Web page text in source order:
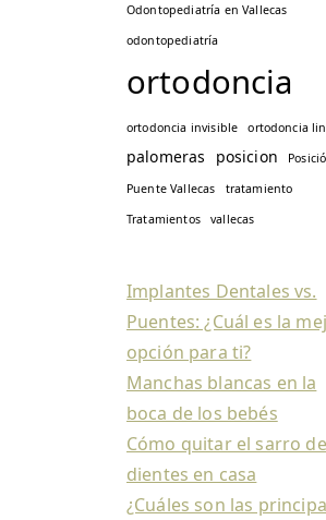
Odontopediatría en Vallecas
odontopediatría
ortodoncia
ortodoncia invisible ortodoncia
palomeras posicion
Puente Vallecas
tratamiento
Tratamientos
vallecas
Implantes Dentales vs.
Puentes: ¿Cuál es la
opción para ti?
Manchas blancas en la
boca de los bebés
Cómo quitar el sarro
dientes en casa
¿Cuáles son las